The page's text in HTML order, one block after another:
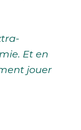
Et en
jouer